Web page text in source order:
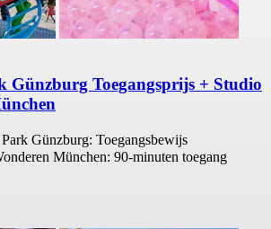
Günzburg Toegangsprijs + Studio
Günzburg: Toegangsbewijs
München: 90-minuten toegang